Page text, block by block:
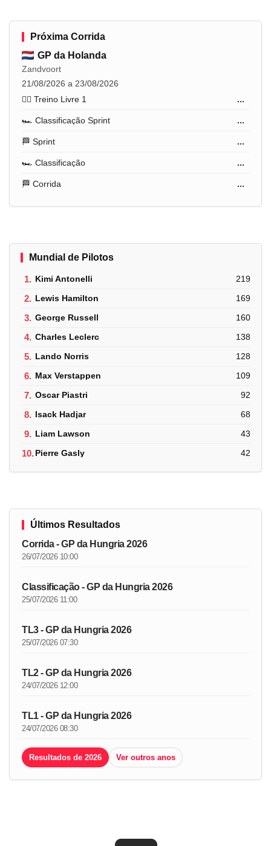
Próxima Corrida
GP da Holanda
Zandvoort
21/08/2026 a 23/08/2026
🏋️‍♂️ Treino Livre 1
...
🏎️ Classificação Sprint ...
🏁 Sprint ...
🏎️ Classificação ...
🏁 Corrida ...
Mundial de Pilotos
1. Kimi Antonelli 219
2. Lewis Hamilton 169
3. George Russell 160
4. Charles Leclerc 138
5. Lando Norris 128
6. Max Verstappen 109
7. Oscar Piastri 92
8. Isack Hadjar 68
9. Liam Lawson 43
10.Pierre Gasly 42
Últimos Resultados
Corrida - GP da Hungria 2026
26/07/2026 10:00
Classificação - GP da Hungria 2026
25/07/2026 11:00
TL3 - GP da Hungria 2026
25/07/2026 07:30
TL2 - GP da Hungria 2026
24/07/2026 12:00
TL1 - GP da Hungria 2026
24/07/2026 08:30
Resultados de 2026 Ver outros anos